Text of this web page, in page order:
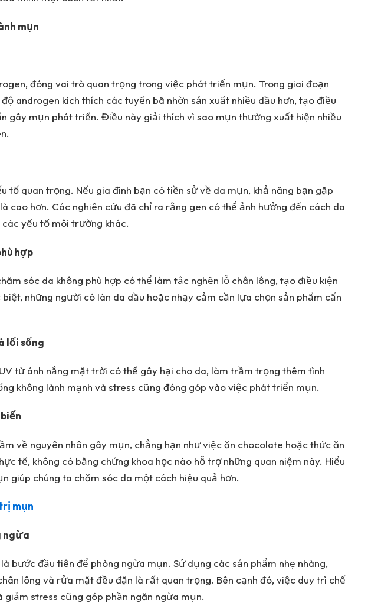
mụn
đóng vai trò quan trọng trong việc phát triển mụn. Trong giai đoạn
androgen kích thích các tuyến bã nhờn sản xuất nhiều dầu hơn, tạo điều
gây mụn phát triển. Điều này giải thích vì sao mụn thường xuất hiện nhiều
tố quan trọng. Nếu gia đình bạn có tiền sử về da mụn, khả năng bạn gặp
cao hơn. Các nghiên cứu đã chỉ ra rằng gen có thể ảnh hưởng đến cách da
yếu tố môi trường khác.
hợp
sóc da không phù hợp có thể làm tắc nghẽn lỗ chân lông, tạo điều kiện
những người có làn da dầu hoặc nhạy cảm cần lựa chọn sản phẩm cẩn
lối sống
từ ánh nắng mặt trời có thể gây hại cho da, làm trầm trọng thêm tình
không lành mạnh và stress cũng đóng góp vào việc phát triển mụn.
về nguyên nhân gây mụn, chẳng hạn như việc ăn chocolate hoặc thức ăn
tế, không có bằng chứng khoa học nào hỗ trợ những quan niệm này. Hiểu
giúp chúng ta chăm sóc da một cách hiệu quả hơn.
mụn
ngừa
bước đầu tiên để phòng ngừa mụn. Sử dụng các sản phẩm nhẹ nhàng,
lông và rửa mặt đều đặn là rất quan trọng. Bên cạnh đó, việc duy trì chế
giảm stress cũng góp phần ngăn ngừa mụn.